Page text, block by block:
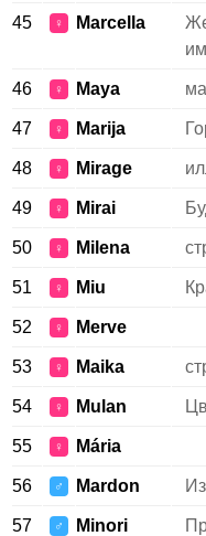
45 ♀ Marcella
46 ♀ Maya
47 ♀ Marija
48 ♀ Mirage
49 ♀ Mirai
50 ♀ Milena
51 ♀ Miu
52 ♀ Merve
53 ♀ Maika
54 ♀ Mulan
55 ♀ Mária
56 ♂ Mardon
57 ♂ Minori